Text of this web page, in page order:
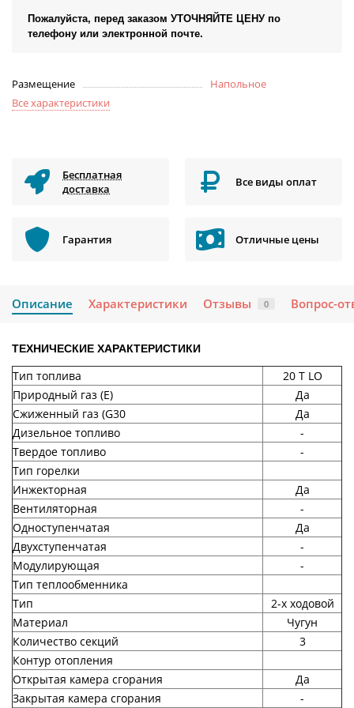
Пожалуйста, перед заказом УТОЧНЯЙТЕ ЦЕНУ по
телефону или электронной почте.
Размещение
Напольное
Все характеристики
Бесплатная
доставка
Все виды оплат
Гарантия Отличные цены
Описание Характеристики Отзывы 0 Вопрос-
ТЕХНИЧЕСКИЕ ХАРАКТЕРИСТИКИ
Тип топлива
20 T LO
Природный газ (Е)
Да
Сжиженный газ (G30
Да
Дизельное топливо
-
Твердое топливо
-
Тип горелки
Инжекторная
Да
Вентиляторная
-
Одноступенчатая
Да
Двухступенчатая
-
Модулирующая
-
Тип теплообменника
Тип
2-х ходовой
Материал
Чугун
Количество секций
3
Контур отопления
Открытая камера сгорания
Да
Закрытая камера сгорания
-